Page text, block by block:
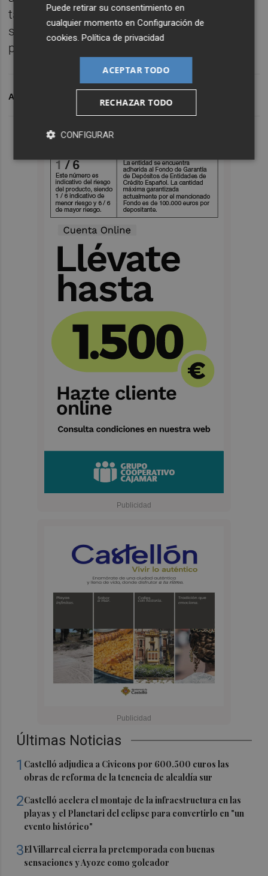
Últimas Noticias
1 Castelló adjudica a Civicons por 600.500 euros las
obras de reforma de la tenencia de alcaldía sur
2Castelló acelera el montaje de la infraestructura en las
playas y el Planetari del eclipse para convertirlo en "un
evento histórico"
3El Villarreal cierra la pretemporada con buenas
sensaciones y Ayoze como goleador
también otras empresas comoVidres
sus 68,5 millones en ventas a lo largo del
pasado año.
ARCHIVADO EN
Puede retirar su consentimiento en
cualquier momento enConfiguración de
cookies.Política de privacidad
ACEPTAR TODO
RECHAZAR TODO
CONFIGURAR